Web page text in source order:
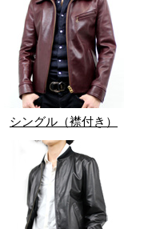
シングル（襟付き）